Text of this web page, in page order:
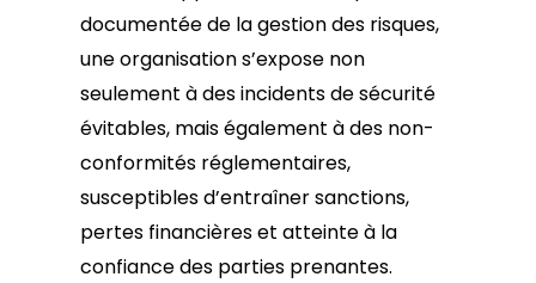
documentée de la gestion des risques,
une organisation s’expose non
seulement à des incidents de sécurité
évitables, mais également à des non-
conformités réglementaires,
susceptibles d’entraîner sanctions,
pertes financières et atteinte à la
confiance des parties prenantes.